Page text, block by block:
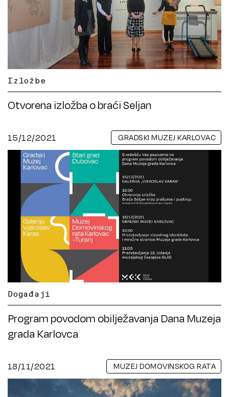
Izložbe
Otvorena izložba o braći Seljan
15/12/2021 GRADSKI MUZEJ KARLOVAC
Događaji
Program povodom obilježavanja Dana Muzeja
grada Karlovca
18/11/2021 MUZEJ DOMOVINSKOG RATA